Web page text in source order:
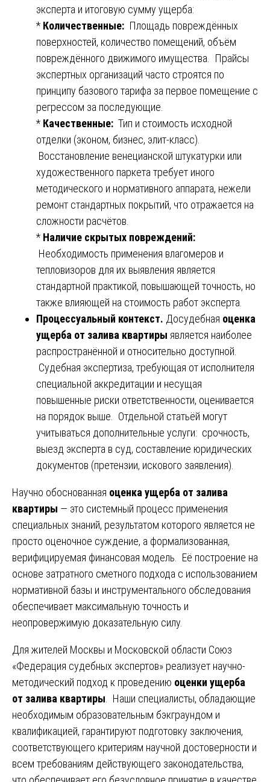
эксперта и итоговую сумму ущерба:
* Количественные: Площадь повреждённых
поверхностей, количество помещений, объём
повреждённого движимого имущества. Прайсы
экспертных организаций часто строятся по
принципу базового тарифа за первое помещение с
регрессом за последующие.
* Качественные: Тип и стоимость исходной
отделки (эконом, бизнес, элит-класс).
Восстановление венецианской штукатурки или
художественного паркета требует иного
методического и нормативного аппарата, нежели
ремонт стандартных покрытий, что отражается на
сложности расчётов.
* Наличие скрытых повреждений:
Необходимость применения влагомеров и
тепловизоров для их выявления является
стандартной практикой, повышающей точность, но
также влияющей на стоимость работ эксперта.
Процессуальный контекст. Досудебная оценка
ущерба от залива квартиры является наиболее
распространённой и относительно доступной.
Судебная экспертиза, требующая от исполнителя
специальной аккредитации и несущая
повышенные риски ответственности, оценивается
на порядок выше. Отдельной статьёй могут
учитываться дополнительные услуги: срочность,
выезд эксперта в суд, составление юридических
документов (претензии, искового заявления).
Научно обоснованная оценка ущерба от залива
квартиры — это системный процесс применения
специальных знаний, результатом которого является не
просто оценочное суждение, а формализованная,
верифицируемая финансовая модель. Её построение на
основе затратного сметного подхода с использованием
нормативной базы и инструментального обследования
обеспечивает максимальную точность и
неопровержимую доказательную силу.
Для жителей Москвы и Московской области Союз
«Федерация судебных экспертов» реализует научно-
методический подход к проведению оценки ущерба
от залива квартиры . Наши специалисты, обладающие
необходимым образовательным бэкграундом и
квалификацией, гарантируют подготовку заключения,
соответствующего критериям научной достоверности и
всем требованиям действующего законодательства,